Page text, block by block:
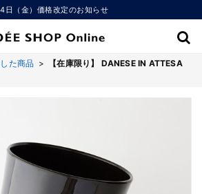
日（金）価格改定のお知らせ
た商品 >
【在庫限り】 DANESE IN ATTESA